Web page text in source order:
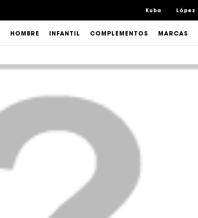
Kuba López
HOMBRE INFANTIL COMPLEMENTOS MARCAS